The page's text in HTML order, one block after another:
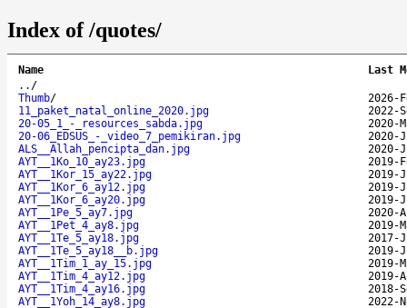
Index of /quotes/
Name
Last
.. /
Thumb/
2026-
11_paket_natal_online_2020.jpg
2022-
20-05_1_-_resources_sabda.jpg
2020-
20-06_EDSUS_-_video_7_pemikiran.jpg
2020-
ALS__Allah_pencipta_dan.jpg
2020-
AYT__1Ko_10_ay23.jpg
2019-
AYT__1Kor_15_ay22.jpg
2019-
AYT__1Kor_6_ay12.jpg
2019-
AYT__1Kor_6_ay20.jpg
2019-
AYT__1Pe_5_ay7.jpg
2020-
AYT__1Pet_4_ay8.jpg
2019-
AYT__1Te_5_ay18.jpg
2017-
AYT__1Te_5_ay18__b.jpg
2019-
AYT__1Tim_1_ay_15.jpg
2019-
AYT__1Tim_4_ay12.jpg
2019-
AYT__1Tim_4_ay16.jpg
2018-
AYT__1Yoh_14_ay8.jpg
2022-